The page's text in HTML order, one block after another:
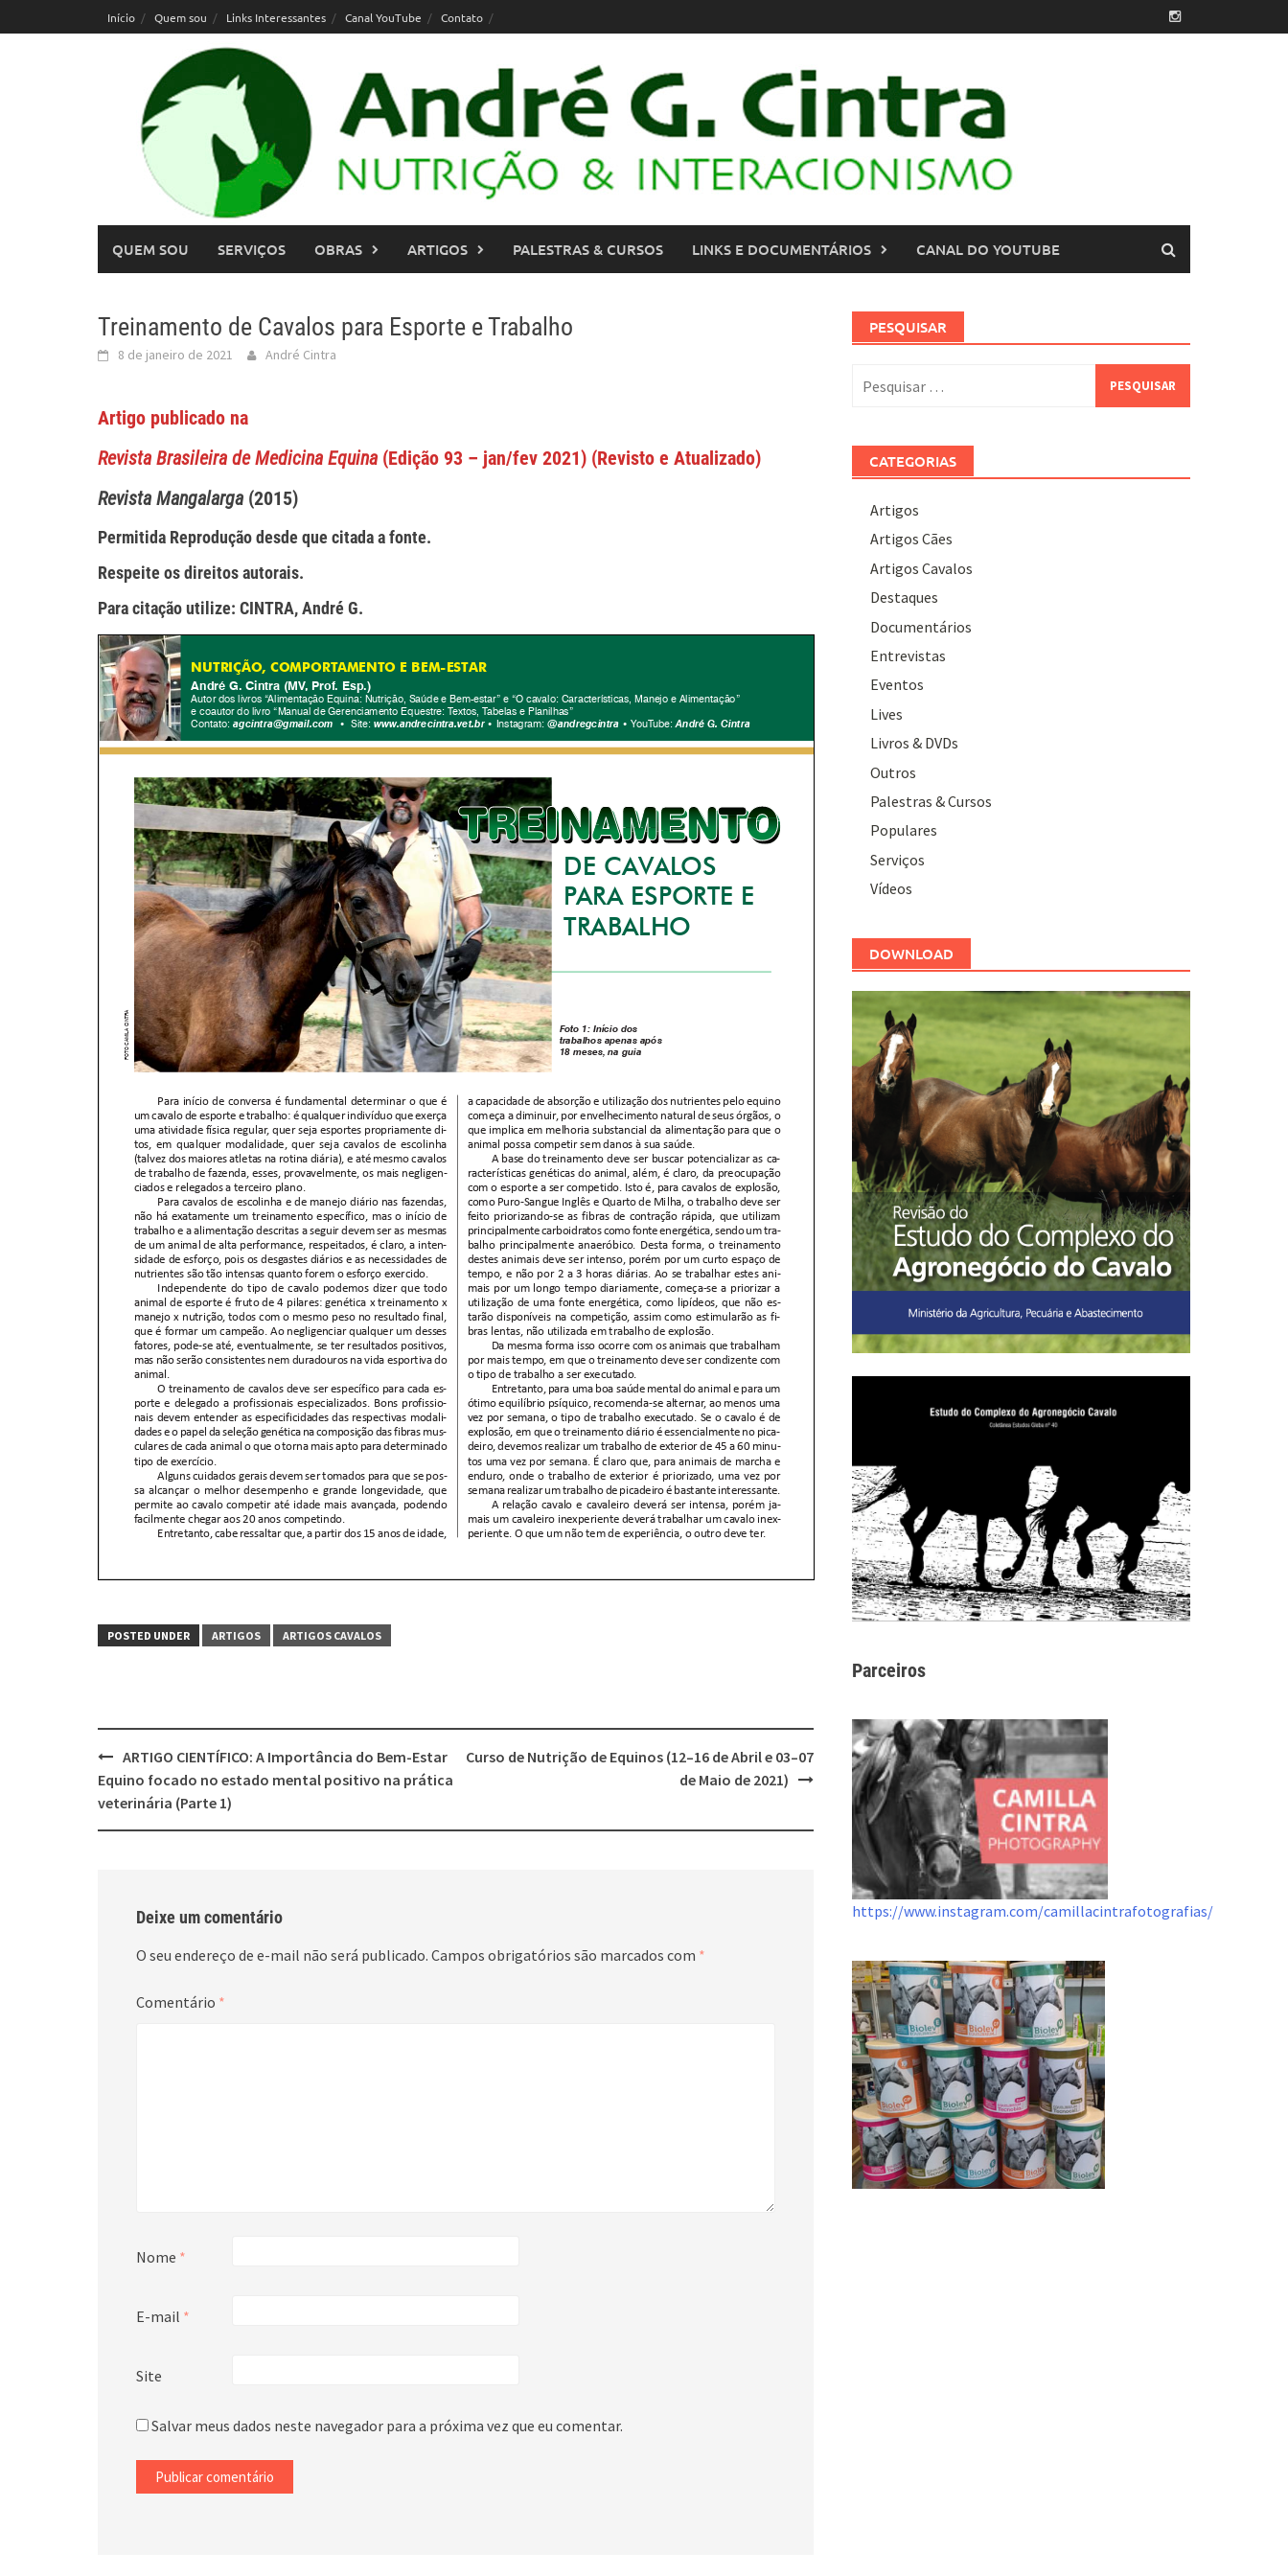
to
Início Quem sou Links Interessantes Canal YouTube Contato
QUEM SOU SERVIÇOS OBRAS ARTIGOS PALESTRAS & CURSOS LINKS E DOCUMENTÁRIOS CANAL DO YOUTUBE
Treinamento de Cavalos para Esporte e Trabalho
8 de janeiro de 2021 André Cintra
Artigo publicado na
Revista Brasileira de Medicina Equina (Edição 93 – jan/fev 2021) (Revisto e Atualizado)
Revista Mangalarga (2015)
Permitida Reprodução desde que citada a fonte.
Respeite os direitos autorais.
Para citação utilize: CINTRA, André G.
POSTED UNDER ARTIGOS ARTIGOS CAVALOS
Post
navigation
ARTIGO CIENTÍFICO: A Importância do Bem-Estar
Equino focado no estado mental positivo na prática
veterinária (Parte 1)
Curso de Nutrição de Equinos (12–16 de Abril e 03–07
de Maio de 2021)
Deixe um comentário
O seu endereço de e-mail não será publicado. Campos obrigatórios são marcados com *
Comentário *
Nome *
E-mail *
Site
Salvar meus dados neste navegador para a próxima vez que eu comentar.
PESQUISAR
por:
CATEGORIAS
Artigos
Artigos Cães
Artigos Cavalos
Destaques
Documentários
Entrevistas
Eventos
Lives
Livros & DVDs
Outros
Palestras & Cursos
Populares
Serviços
Vídeos
DOWNLOAD
Parceiros
https://www.instagram.com/camillacintrafotografias/